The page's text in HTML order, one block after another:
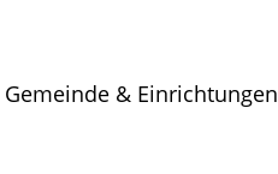
Gemeinde & Einrichtungen